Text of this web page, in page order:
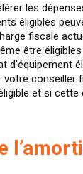
les
éligibles
fiscale
être
d’équipement
votre conseiller
et si cette